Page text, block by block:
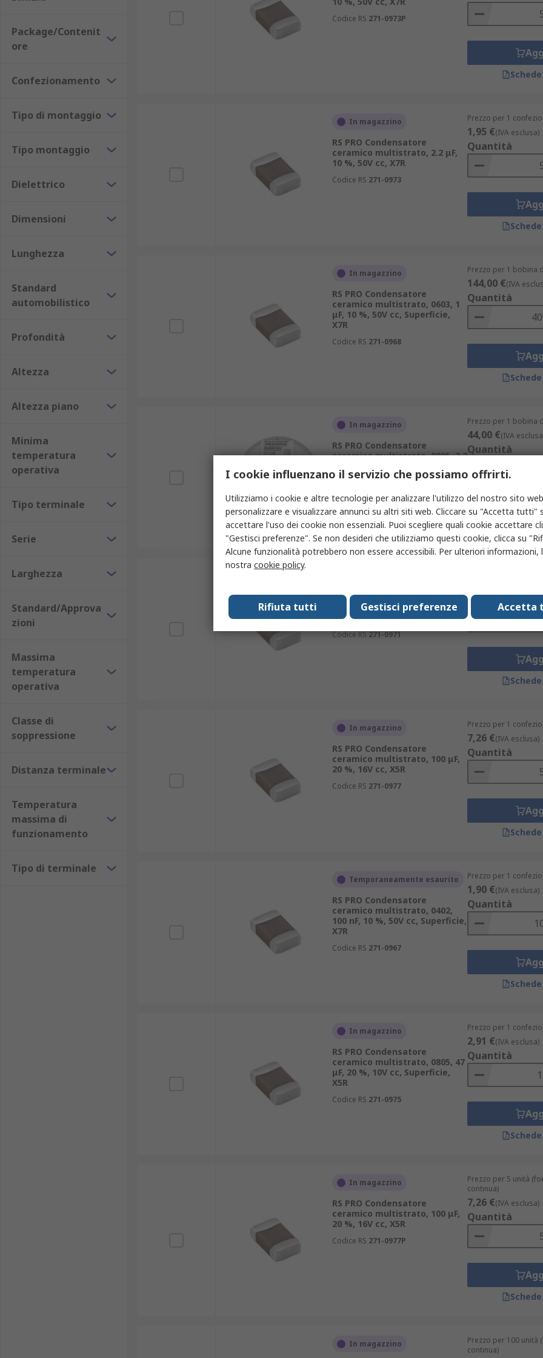
Telecomunicazioni
Package/Contenit
ore
Confezionamento
Tipo di montaggio
Tipo montaggio
Dielettrico
Dimensioni
Lunghezza
Standard
automobilistico
Profondità
Altezza
Altezza piano
Minima
temperatura
operativa
Tipo terminale
Serie
Larghezza
Standard/Approva
zioni
Massima
temperatura
operativa
Classe di
soppressione
Distanza terminale
Temperatura
massima di
funzionamento
Tipo di terminale
Codice RS 271-0973P
In magazzino
RS PRO Condensatore
ceramico multistrato, 2.2 μF,
10 %, 50V cc, X7R
Codice RS 271-0973
Prezzo per 1
1,95 €(IVA esclusa)
Quantità
In magazzino
RS PRO Condensatore
ceramico multistrato, 0603, 1
μF, 10 %, 50V cc, Superficie,
X7R
Codice RS 271-0968
Prezzo per 1 bobina
144,00 €(IVA
Quantità
In magazzino
RS PRO Condensatore
ceramico multistrato, 0805, 2.2
X7R
Codice RS
Prezzo per 1 bobina
44,00 €(IVA
Quantità
RS PRO Condensatore
ceramico multistrato, 10 μF, 20
%, 25V cc, X5R
Codice RS271-0971
Quantità
In magazzino
RS PRO Condensatore
ceramico multistrato, 100 μF,
20 %, 16V cc, X5R
Codice RS 271-0977
Prezzo per 1
7,26 €(IVA esclusa)
Quantità
Temporaneamente esaurito
RS PRO Condensatore
ceramico multistrato, 0402,
100 nF, 10 %, 50V cc, Superficie,
X7R
Codice RS 271-0967
Prezzo per 1
1,90 €(IVA esclusa)
Quantità
In magazzino
RS PRO Condensatore
ceramico multistrato, 0805, 47
μF, 20 %, 10V cc, Superficie,
X5R
Codice RS 271-0975
Prezzo per 1
2,91 €(IVA esclusa)
Quantità
In magazzino
RS PRO Condensatore
ceramico multistrato, 100 μF,
20 %, 16V cc, X5R
Codice RS 271-0977P
Prezzo per 5 unità
continua)
7,26 €(IVA esclusa)
Quantità
In magazzino
Prezzo per 100 unità
continua)
I cookie influenzano il servizio che possiamo offrirti.
Utilizziamo i cookie e altre tecnologie per analizzare l'utilizzo del nostro sito
personalizzare e visualizzare annunci su altri siti web. Cliccare su "Accetta tutti"
accettare l'uso dei cookie non essenziali. Puoi scegliere quali cookie accettare
"Gestisci preferenze". Se non desideri che utilizziamo questi cookie, clicca su
Alcune funzionalità potrebbero non essere accessibili. Per ulteriori informazioni,
nostra cookie policy.
Accetta
Gestisci preferenze
Rifiuta tutti